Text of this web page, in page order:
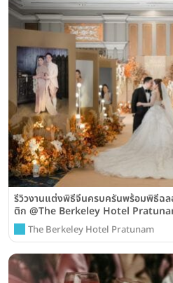
รีวิวงานแต่งพิธีจีนครบครันพร้อมพิธีฉล
ติก @The Berkeley Hotel
The Berkeley Hotel Pratunam